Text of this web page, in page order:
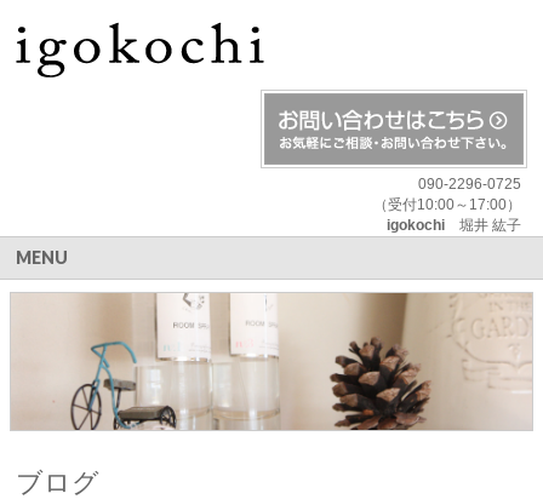
090-2296-0725
（受付10:00～17:00）
igokochi堀井 紘子
MENU
ブログ